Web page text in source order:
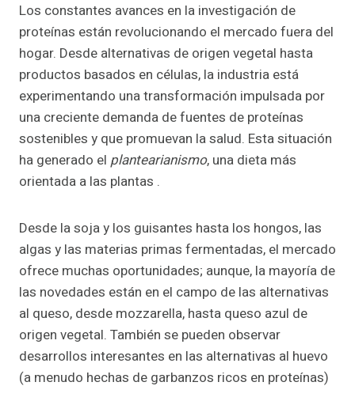
Los constantes avances en la investigación de
proteínas están revolucionando el mercado fuera del
hogar. Desde alternativas de origen vegetal hasta
productos basados en células, la industria está
experimentando una transformación impulsada por
una creciente demanda de fuentes de proteínas
sostenibles y que promuevan la salud. Esta situación
ha generado el plantearianismo, una dieta más
orientada a las plantas .
Desde la soja y los guisantes hasta los hongos, las
algas y las materias primas fermentadas, el mercado
ofrece muchas oportunidades; aunque, la mayoría de
las novedades están en el campo de las alternativas
al queso, desde mozzarella, hasta queso azul de
origen vegetal. También se pueden observar
desarrollos interesantes en las alternativas al huevo
(a menudo hechas de garbanzos ricos en proteínas)